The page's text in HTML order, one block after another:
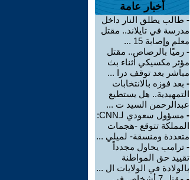
أخبار عامة
- طالب يطلق النار داخل
مدرسة في تايلاند.. مقتل
معلم وإصابة 15 ...
- رميًا بالرصاص.. مقتل
مؤثر مكسيكي أثناء بث
مباشر بعد توقف درا ...
- بعد فوزه بالانتخابات
التمهيدية.. هل يستطيع
عبدالرحمن السيد ت ...
-
مسؤول سعودي لـCNN:
المملكة تتوقع -هجمات
متعددة ومنسقة- لميلي ...
- ترامب يحاول مجدداً
تقييد حق المواطنة
بالولادة في الولايات ال ...